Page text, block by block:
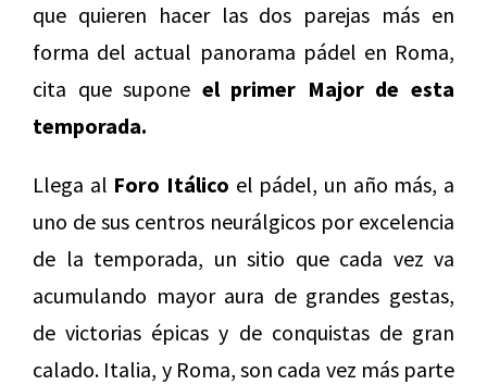
que quieren hacer las dos parejas más en
forma del actual panorama pádel en Roma,
cita que supone el primer Major de esta
temporada.
Llega al Foro Itálico el pádel, un año más, a
uno de sus centros neurálgicos por excelencia
de la temporada, un sitio que cada vez va
acumulando mayor aura de grandes gestas,
de victorias épicas y de conquistas de gran
calado. Italia, y Roma, son cada vez más parte